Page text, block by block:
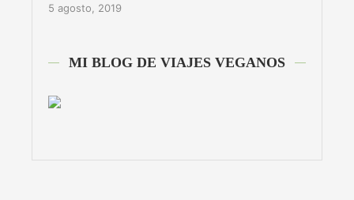
5 agosto, 2019
MI BLOG DE VIAJES VEGANOS